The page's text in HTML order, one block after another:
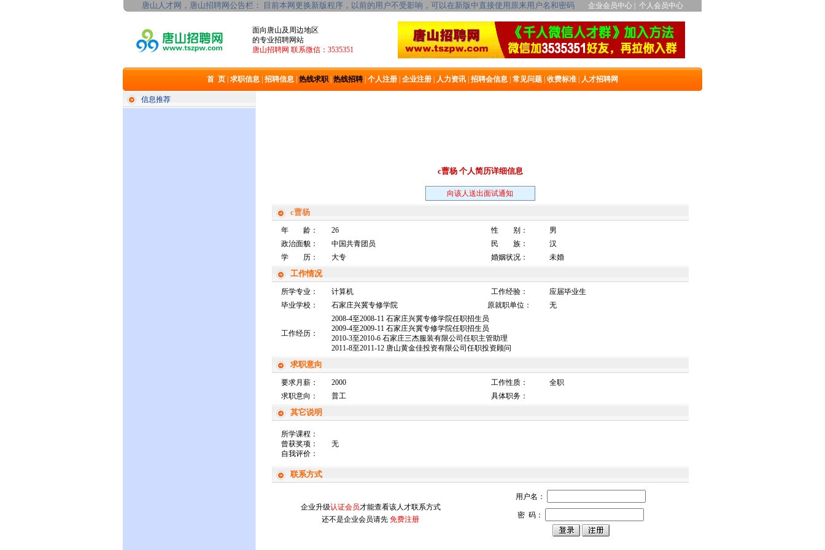
唐山人才网，唐山招聘网公告栏： 目前本网更换新版程序，以前的用户不受影响，可以在新版中直接使用原来用户名和密码 企业会员中心 个人会员中心
面向唐山及周边地区
的专业招聘网站
唐山招聘网 联系微信：3535351
首 页 求职信息 招聘信息 热线求职 热线招聘 个人注册 企业注册 人力资讯 招聘会信息 常见问题 收费标准 人才招聘网
信息推荐
c曹杨 个人简历详细信息
向该人送出面试通知
c曹杨
年 龄： 26 性 别：
男
政治面貌：
中国共青团员 民 族：
汉
学 历：
大专 婚姻状况：
未婚
工作情况
所学专业： 计算机 工作经验：
应届毕业生
毕业学校：
石家庄兴冀专修学院 原就职单位： 无
工作经历：
2008-4至2008-11 石家庄兴冀专修学院任职招生员
2009-4至2009-11 石家庄兴冀专修学院任职招生员
2010-3至2010-6 石家庄三杰服装有限公司任职主管助理
2011-8至2011-12 唐山黄金佳投资有限公司任职投资顾问
求职意向
要求月薪： 2000 工作性质：
全职
求职意向：
普工
具体职务：
其它说明
所学课程：
曾获奖项：
自我评价：
无
联系方式
企业升级认证会员才能查看该人才联系方式
还不是企业会员请先 免费注册
用户名：
密 码：